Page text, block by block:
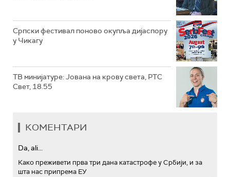
Српски фестивал поново окупља дијаспору
у Чикагу
ТВ минијатуре: Јована на крову света, РТС
Свет, 18.55
КОМЕНТАРИ
Da, ali...
Како преживети прва три дана катастрофе у Србији, и за
шта нас припрема ЕУ